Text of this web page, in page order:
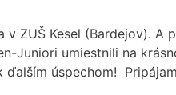
ZUŠ Kesel (Bardejov). A
Juniori umiestnili na
úspechom!